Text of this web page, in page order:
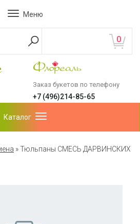
Меню
0
Заказ букетов по телефону
+7 (496)214-85-65
Каталог
»Тюльпаны СМЕСЬ ДАРВИНСКИХ